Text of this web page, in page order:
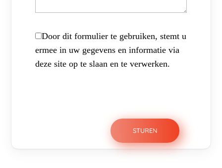
Door dit formulier te gebruiken, stemt u
ermee in uw gegevens en informatie via
deze site op te slaan en te verwerken.